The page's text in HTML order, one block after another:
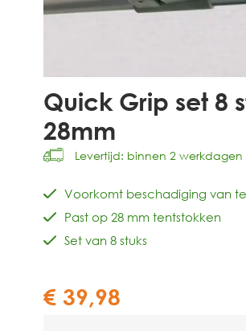
Quick Grip set 8
28mm
Levertijd: binnen 2 werkdagen
Voorkomt beschadiging van
Past op 28 mm tentstokken
Set van 8 stuks
€ 39,98